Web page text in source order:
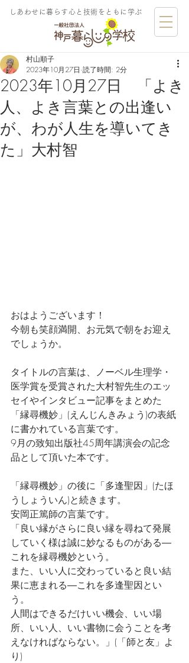
しあわせに暮らす​心と技術をともに学ぶ
2023年10月27日 「よき
人、よき言葉との出逢い
が、わが人生を導いてき
た」大村智
村山順子
2023年10月27日 読了時間: 2分
おはようございます！
今朝も笑顔満開、お元気で朝をお迎え
でしょうか。
タイトルの言葉は、ノーベル生理学・
医学賞を受賞された大村智先生のエッ
セイやインタビュー記事をまとめた
「縁尋機妙」(えんじんきみょう)の表紙
に書かれている言葉です。
9月の致知出版社45周年講演会の記念
品として頂いた本です。
「縁尋機妙」の後に「多逢聖因」(たほ
うしょういん)と続きます。
安岡正篤師の言葉です。
「良い縁がさらに良い縁を尋ねて発展
していく様は誠に妙なるものがある―
これを縁尋機妙という。
また、いい人に交わっていると良い結
果に恵まれる―これを多逢聖因とい
う。
人間はできるだけいい機会、いい場
所、いい人、いい書物に会うことを考
えなければならない。」(「師と友」よ
り)